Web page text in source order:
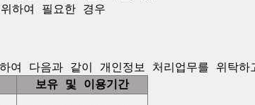
하여 필요한 경우
보유 및 이용기간